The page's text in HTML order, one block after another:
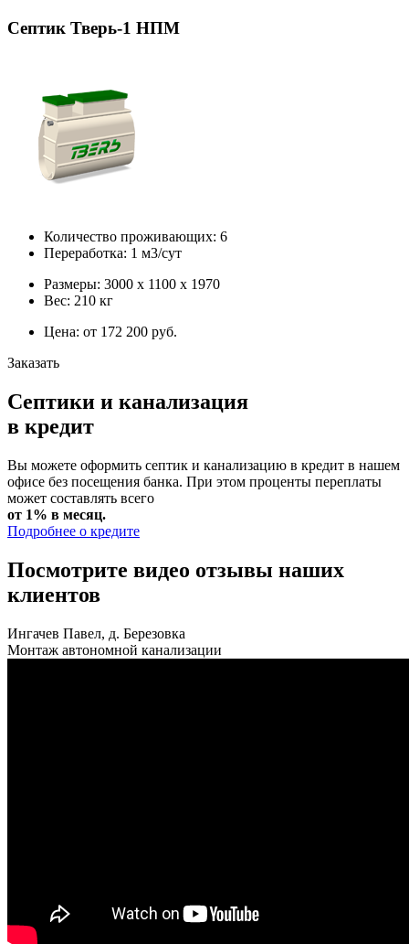
Септик Тверь-1 НПМ
Количество проживающих: 6
Переработка: 1 м3/сут
Размеры: 3000 х 1100 х 1970
Вес: 210 кг
Цена: от 172 200 руб.
Заказать
Септики и канализация
в кредит
Вы можете оформить септик и канализацию в кредит в нашем
офисе без посещения банка. При этом проценты переплаты
может составлять всего
от 1% в месяц.
Подробнее о кредите
Посмотрите видео отзывы наших
клиентов
Ингачев Павел, д. Березовка
Монтаж автономной канализации